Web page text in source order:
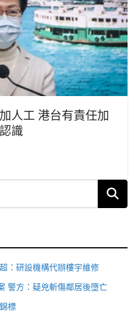
人工 港台有責任加
識
：研設機構代辦樓宇維修
警方：疑兇斬傷鄰居後墮亡
標